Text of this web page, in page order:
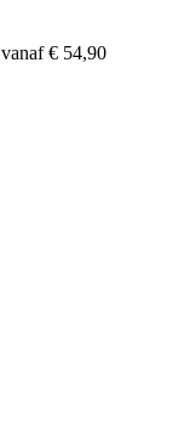
vanaf € 54,90